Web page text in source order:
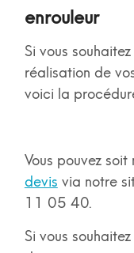
enrouleur
Si vous
réalisation de
voici la
Vous pouvez soit
devis via notre
11 05 40.
Si vous